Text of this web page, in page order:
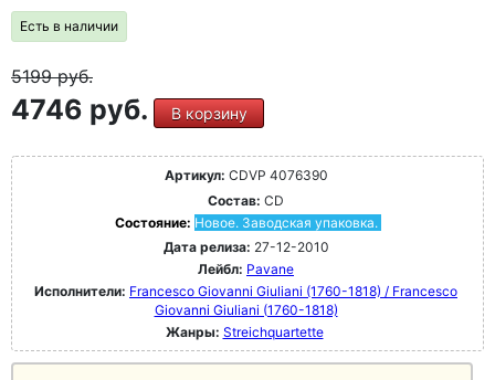
Есть в наличии
5199руб.
4746 руб. В корзину
Артикул: CDVP 4076390
Состав: CD
Состояние: Новое. Заводская упаковка.
Дата релиза: 27-12-2010
Лейбл: Pavane
Исполнители: Francesco Giovanni Giuliani (1760-1818) / Francesco
Giovanni Giuliani (1760-1818)
Жанры: Streichquartette